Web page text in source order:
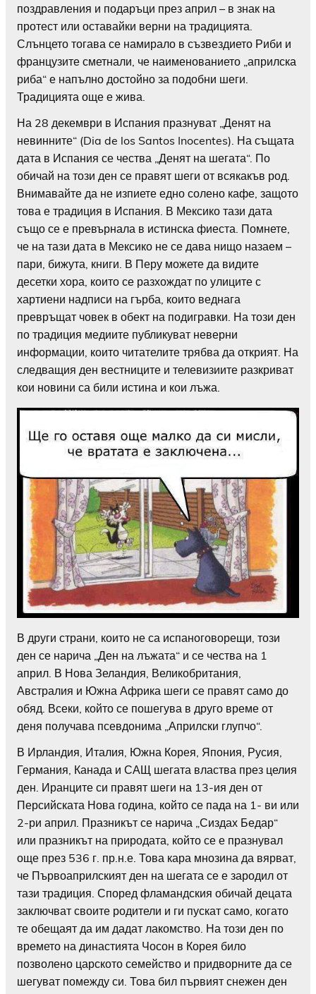
поздравления и подаръци през април – в знак на
протест или оставайки верни на традицията.
Слънцето тогава се намирало в съзвездието Риби и
французите сметнали, че наименованието „априлска
риба“ е напълно достойно за подобни шеги.
Традицията още е жива.
На 28 декември в Испания празнуват „Денят на
невинните“ (Dia de los Santos Inocentes). На същата
дата в Испания се чества „Денят на шегата“. По
обичай на този ден се правят шеги от всякакъв род.
Внимавайте да не изпиете едно солено кафе, защото
това е традиция в Испания. В Мексико тази дата
също се е превърнала в истинска фиеста. Помнете,
че на тази дата в Мексико не се дава нищо назаем –
пари, бижута, книги. В Перу можете да видите
десетки хора, които се разхождат по улиците с
хартиени надписи на гърба, които веднага
превръщат човек в обект на подигравки. На този ден
по традиция медиите публикуват неверни
информации, които читателите трябва да открият. На
следващия ден вестниците и телевизиите разкриват
кои новини са били истина и кои лъжа.
В други страни, които не са испаноговорещи, този
ден се нарича „Ден на лъжата“ и се чества на 1
април. В Нова Зеландия, Великобритания,
Австралия и Южна Африка шеги се правят само до
обяд. Всеки, който се пошегува в друго време от
деня получава псевдонима „Априлски глупчо“.
В Ирландия, Италия, Южна Корея, Япония, Русия,
Германия, Канада и САЩ шегата властва през целия
ден. Иранците си правят шеги на 13-ия ден от
Персийската Нова година, който се пада на 1- ви или
2-ри април. Празникът се нарича „Сиздах Бедар“
или празникът на природата, който се е празнувал
още през 536 г. пр.н.е. Това кара мнозина да вярват,
че Първоаприлският ден на шегата се е зародил от
тази традиция. Според фламандския обичай децата
заключват своите родители и ги пускат само, когато
те обещаят да им дадат лакомство. На този ден по
времето на династията Чосон в Корея било
позволено царското семейство и придворните да се
шегуват помежду си. Това бил първият снежен ден